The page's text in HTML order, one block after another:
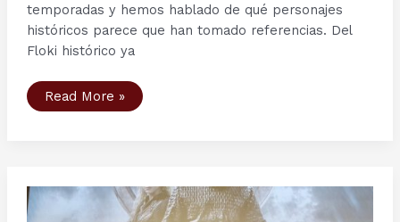
temporadas y hemos hablado de qué personajes
históricos parece que han tomado referencias. Del
Floki histórico ya
Personajes
serie
interpretación
de
Read More »